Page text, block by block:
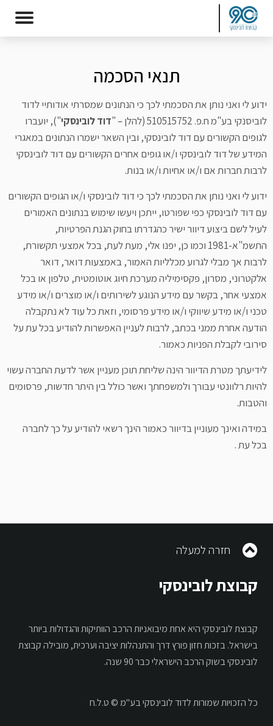
תנאי הסכמה
ידוע לי ואני נותן את הסכמתי לכך כי הנתונים שמסרתי אודותיי לדוד
לוביסנקי בע"מ ח.פ. 510515752 (להלן – "
דוד לובינסקי"), יועברו
לגופים הקשורים עם דוד לובינסקי, ובין השאר ישמרו הנתונים במאגרי
המידע של דוד לובינסקי ו/או גופים אחרים הקשורים עם דוד לובינסקי
לרבות חברות אם ו/או אחיות ו/או בנות.
ידוע לי ואני נותן את הסכמתי לכך כי דוד לובינסקי ו/או הגופים הקשורים
עם דוד לובינסקי כפי שפורטו, ייתכן ויעשו שימוש בנתונים האמורים
לעיל לשם ביצוע דיוור ישיר כהגדרתו בחוק הגנת הפרטיות,
התשמ"א-1981 וכמו כן, יפנו אלי, מעת לעת, בכל אמצעי תקשורת,
לרבות אך מבלי לגרוע מכלליות האמור, באמצעות דואר, דואר
אלקטרוני, מסרון, פקסימיליה מערכת חיוג אוטומטית, טלפון או בכל
אמצעי אחר, בקשר עם מידע הנוגע לשירותים ו/או מוצרים ו/או מידע
טכני ו/או מידע שיווקי ו/או מידע פרסומי, וזאת כל עוד לא נתקבלה
הודעה אחרת ממני בכתב, לרבות לעניין האפשרות להודיע בכל עת על
סירובי לקבלת הפניות כאמור.
לידיעתך מטרת הדיוור הינה שליחת תוכן מעניין אשר לדעת החברה עשוי
להיות רלוונטי עבורך ולמשפחתך ואשר כולל בין היתר חדשות, פרסומים
והטבות.
במידה ואינך מעוניין בדיוור כאמור הינך רשאי להודיע על כך לחברה
בכל עת .
חזרה למעלה
קבוצת לובינסקי
קבוצת לובינסקי היא אחת מיבואניות הרכב הוותיקות והגדולות ביותר
בישראל. בזכות חזון פורץ דרך והתנהלות יציבה וערכית, מובילה קבוצת
לובינסקי בשוק הרכב הישראלי כבר 90 שנה.
כל הזכויות שמורות לדוד לובינסקי בע"מ © ט.ל.ח